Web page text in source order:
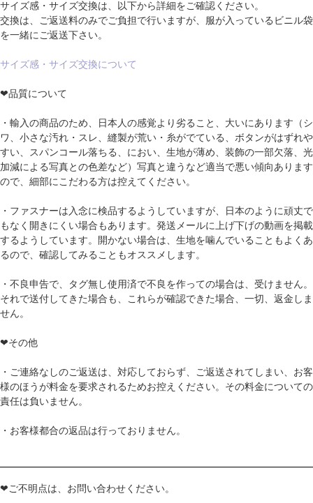
サイズ感・サイズ交換は、以下から詳細をご確認ください。
交換は、ご返送料のみでご負担で行いますが、服が入っているビニル袋
を一緒にご返送下さい。
サイズ感・サイズ交換について
❤品質について
・輸入の商品のため、日本人の感覚より劣ること、大いにあります（シ
ワ、小さな汚れ・スレ、縫製が荒い・糸がでている、ボタンがはずれや
すい、スパンコール落ちる、におい、生地が薄め、装飾の一部欠落、光
加減による写真との色差など）写真と違うなど適当で悪い傾向あります
ので、細部にこだわる方は控えてください。
・ファスナーは入念に検品するようしていますが、日本のように頑丈で
もなく開きにくい場合もあります。発送メールに上げ下げの動画を掲載
するようしています。開かない場合は、生地を噛んでいることもよくあ
るので、確認してみることもオススメします。
・不良申告で、タグ無し使用済で不良を作っての場合は、受けません。
それで送付してきた場合も、これらが確認できた場合、一切、返金しま
せん。
❤その他
・ご連絡なしのご返送は、対応しておらず、ご返送されてしまい、お客
様のほうが料金を要求されるためお控えください。その料金についての
責任は負いません。
・お客様都合の返品は行っておりません。
❤ご不明点は、お問い合わせください。